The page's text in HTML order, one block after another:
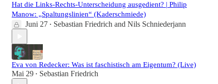
Hat die Links-Rechts-Unterscheidung ausgedient? | Philip
Manow: „Spaltungslinien“ (Kaderschmiede)
Juni 27 • Sebastian Friedrich and Nils Schniederjann
Eva von Redecker: Was ist faschistisch am Eigentum? (Live)
Mai 29 • Sebastian Friedrich